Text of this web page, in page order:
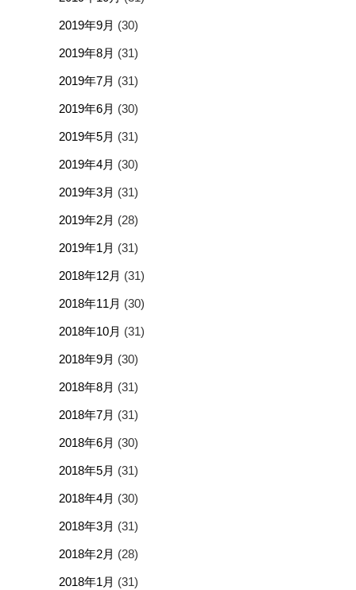
2019年9月 (30)
2019年8月 (31)
2019年7月 (31)
2019年6月 (30)
2019年5月 (31)
2019年4月 (30)
2019年3月 (31)
2019年2月 (28)
2019年1月 (31)
2018年12月 (31)
2018年11月 (30)
2018年10月 (31)
2018年9月 (30)
2018年8月 (31)
2018年7月 (31)
2018年6月 (30)
2018年5月 (31)
2018年4月 (30)
2018年3月 (31)
2018年2月 (28)
2018年1月 (31)